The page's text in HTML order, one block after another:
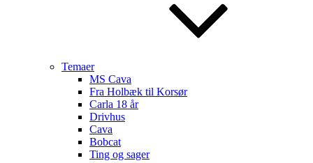
Temaer
MS Cava
Fra Holbæk til Korsør
Carla 18 år
Drivhus
Cava
Bobcat
Ting og sager